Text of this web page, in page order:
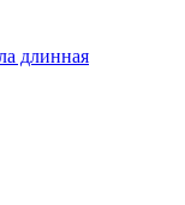
длинная